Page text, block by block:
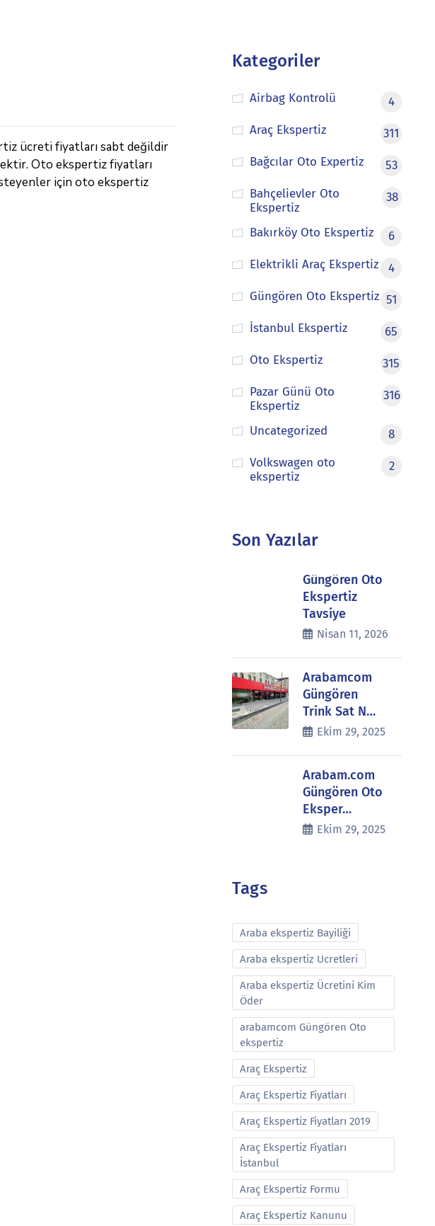
ücreti fiyatları sabt değildir
Oto ekspertiz fiyatları
için oto ekspertiz
Kategoriler
Airbag Kontrolü
4
Araç Ekspertiz
311
Bağcılar Oto Expertiz
53
Bahçelievler Oto
Ekspertiz
38
Bakırköy Oto Ekspertiz
6
Elektrikli Araç Ekspertiz
4
Güngören Oto Ekspertiz 51
İstanbul Ekspertiz
65
Oto Ekspertiz
315
Pazar Günü Oto
Ekspertiz
316
Uncategorized
8
Volkswagen oto
ekspertiz
2
Son Yazılar
Güngören Oto
Ekspertiz
Tavsiye
Nisan 11, 2026
Arabamcom
Güngören
Trink Sat N…
Ekim 29, 2025
Arabam.com
Güngören Oto
Eksper…
Ekim 29, 2025
Tags
Araba ekspertiz Bayiliği
Araba ekspertiz Ucretleri
Araba ekspertiz Ücretini Kim
Öder
arabamcom Güngören Oto
ekspertiz
Araç Ekspertiz
Araç Ekspertiz Fiyatları
Araç Ekspertiz Fiyatları 2019
Araç Ekspertiz Fiyatları
İstanbul
Araç Ekspertiz Formu
Araç Ekspertiz Kanunu